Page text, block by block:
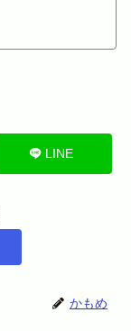
LINE
かもめ